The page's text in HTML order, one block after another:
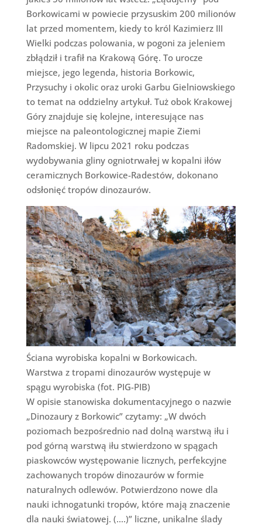
Borkowicami w powiecie przysuskim 200 milionów
lat przed momentem, kiedy to król Kazimierz III
Wielki podczas polowania, w pogoni za jeleniem
zbłądził i trafił na Krakową Górę. To urocze
miejsce, jego legenda, historia Borkowic,
Przysuchy i okolic oraz uroki Garbu Gielniowskiego
to temat na oddzielny artykuł. Tuż obok Krakowej
Góry znajduje się kolejne, interesujące nas
miejsce na paleontologicznej mapie Ziemi
Radomskiej. W lipcu 2021 roku podczas
wydobywania gliny ogniotrwałej w kopalni iłów
ceramicznych Borkowice-Radestów, dokonano
odsłonięć tropów dinozaurów.
Ściana wyrobiska kopalni w Borkowicach.
Warstwa z tropami dinozaurów występuje w
spągu wyrobiska (fot. PIG-PIB)
W opisie stanowiska dokumentacyjnego o nazwie
„Dinozaury z Borkowic” czytamy: „W dwóch
poziomach bezpośrednio nad dolną warstwą iłu i
pod górną warstwą iłu stwierdzono w spągach
piaskowców występowanie licznych, perfekcyjne
zachowanych tropów dinozaurów w formie
naturalnych odlewów. Potwierdzono nowe dla
nauki ichnogatunki tropów, które mają znaczenie
dla nauki światowej. (….)” liczne, unikalne ślady